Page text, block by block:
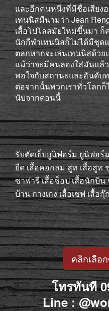
และอีกคนหนึ่งที่มีชื่อเสียงอ
เทนนิสมีนามว่า Jean
เสื้อโปโลสมัยใหม่ขึ้นมา ก็
นักกีฬาเทนนิสก็ไม่ได้มีชุด
ตลกหากจะเล่นเทนนิสด้ว
แม้ว่าจะมีคนลองใส่มันแล้
พอใจกับสถานะและอันดับ
ต่อจากนั้นพวกเราทั่วโลก
นับจากตอนนี้
รับตัดเย็บยูนิฟอร์ม ยูนิฟอร์
ยืดเสื้อคอกลมสูทเสื้อสูท
ซาฟารีเสื้อช็อปเสื้อนักบิน
บ้านกางเกงเสื้อเชฟ เสื้อกุ๊
คลิกเลือ
โทรทันที
Line :